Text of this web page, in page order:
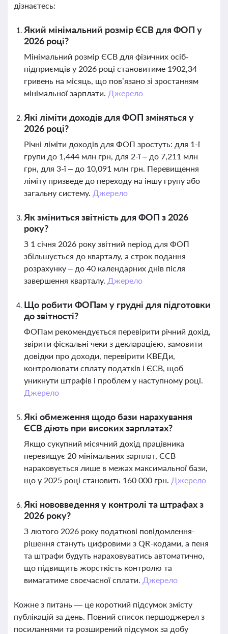
дізнаєтесь:
Який мінімальний розмір ЄСВ для ФОП у
2026 році?
Мінімальний розмір ЄСВ для фізичних осіб-
підприємців у 2026 році становитиме 1902,34
гривень на місяць, що пов’язано зі зростанням
мінімальної зарплати. Джерело
Які ліміти доходів для ФОП зміняться у
2026 році?
Річні ліміти доходів для ФОП зростуть: для 1-ї
групи до 1,444 млн грн, для 2-ї – до 7,211 млн
грн, для 3-ї – до 10,091 млн грн. Перевищення
ліміту призведе до переходу на іншу групу або
загальну систему. Джерело
Як зміниться звітність для ФОП з 2026
року?
З 1 січня 2026 року звітний період для ФОП
збільшується до кварталу, а строк подання
розрахунку – до 40 календарних днів після
завершення кварталу. Джерело
Що робити ФОПам у грудні для підготовки
до звітності?
ФОПам рекомендується перевірити річний дохід,
звірити фіскальні чеки з декларацією, замовити
довідки про доходи, перевірити КВЕДи,
контролювати сплату податків і ЄСВ, щоб
уникнути штрафів і проблем у наступному році.
Джерело
Які обмеження щодо бази нарахування
ЄСВ діють при високих зарплатах?
Якщо сукупний місячний дохід працівника
перевищує 20 мінімальних зарплат, ЄСВ
нараховується лише в межах максимальної бази,
що у 2025 році становить 160 000 грн. Джерело
Які нововведення у контролі та штрафах з
2026 року?
З лютого 2026 року податкові повідомлення-
рішення стануть цифровими з QR-кодами, а пеня
та штрафи будуть нараховуватись автоматично,
що підвищить жорсткість контролю та
вимагатиме своєчасної сплати. Джерело
Кожне з питань — це короткий підсумок змісту
публікацій за день. Повний список першоджерел з
посиланнями та розширений підсумок за добу